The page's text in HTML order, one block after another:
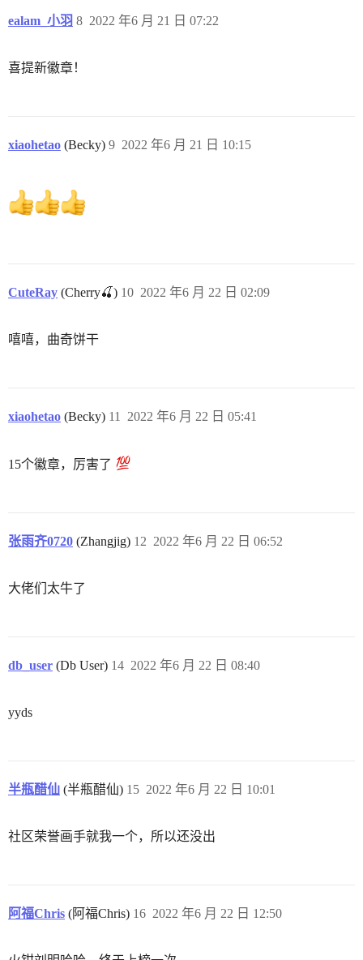
ealam_小羽 2022 年6 月 21 日 07:22
8
喜提新徽章！
xiaohetao (Becky) 2022 年6 月 21 日 10:15
9
CuteRay (Cherry🍒) 2022 年6 月 22 日 02:09
10
嘻嘻，曲奇饼干
xiaohetao (Becky) 2022 年6 月 22 日 05:41
11
15个徽章，厉害了
张雨齐0720 (Zhangjig) 2022 年6 月 22 日 06:52
12
大佬们太牛了
db_user (Db User) 2022 年6 月 22 日 08:40
14
yyds
半瓶醋仙 (半瓶醋仙) 2022 年6 月 22 日 10:01
15
社区荣誉画手就我一个，所以还没出
阿福Chris (阿福Chris) 2022 年6 月 22 日 12:50
16